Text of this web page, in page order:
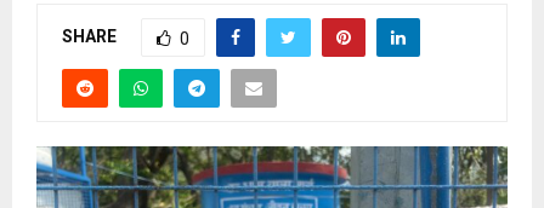
SHARE 0